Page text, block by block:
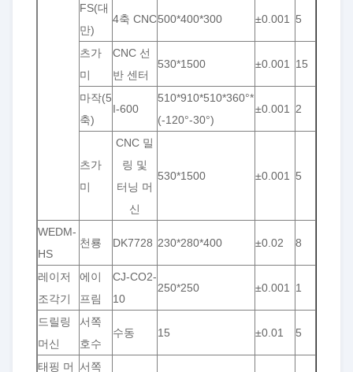
FS(대
만)
4축 CNC500*400*300 ±0.001 5
츠가
미
CNC 선
반 센터
530*1500 ±0.001 15
마작(5
축)
I-600
510*910*510*360°*
(-120°-30°)
±0.001 2
츠가
미
CNC 밀
링 및
터닝 머
신
530*1500 ±0.001 5
WEDM-
HS
천룡 DK7728 230*280*400 ±0.02 8
레이저
조각기
에이
프림
CJ-CO2-
10
250*250 ±0.001 1
드릴링
머신
서쪽
호수
수동 15 ±0.01 5
태핑 머 서쪽